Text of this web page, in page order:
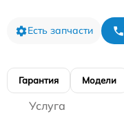
Есть запчасти
Гарантия Модели
Услуга